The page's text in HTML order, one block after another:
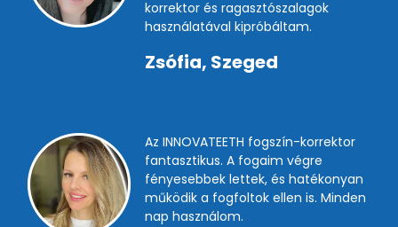
korrektor és ragasztószalagok
használatával kipróbáltam.
Zsófia, Szeged
Az INNOVATEETH fogszín-korrektor
fantasztikus. A fogaim végre
fényesebbek lettek, és hatékonyan
működik a fogfoltok ellen is. Minden
nap használom.